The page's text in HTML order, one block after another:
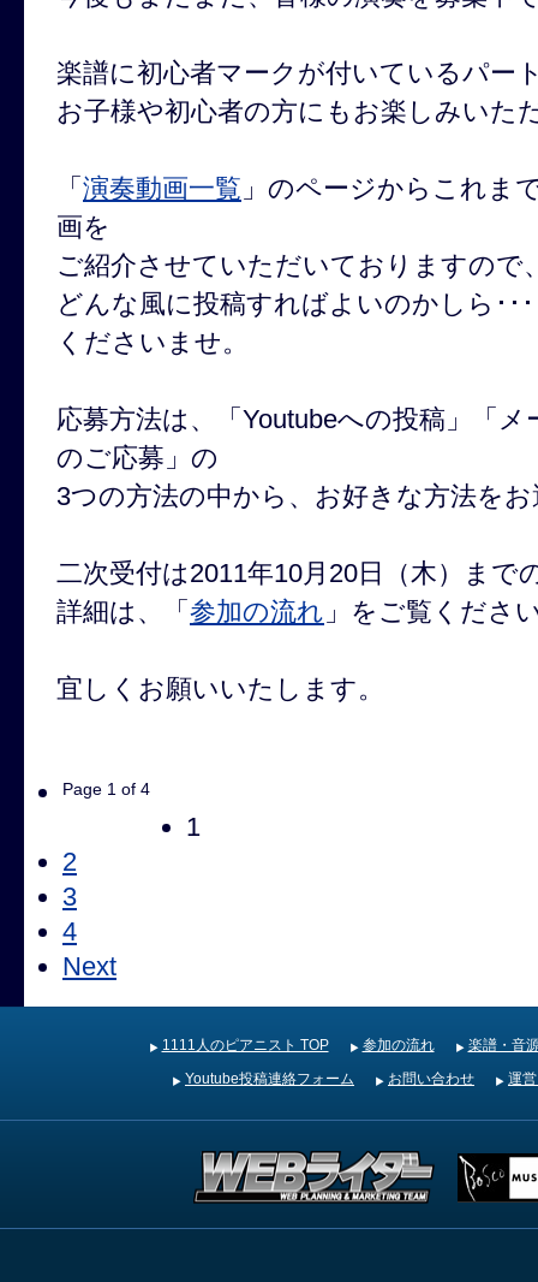
楽譜に初心者マークが付いているパー
お子様や初心者の方にもお楽しみいた
「 演奏動画一覧 」のページからこれま
画を
ご紹介させていただいておりますので
どんな風に投稿すればよいのかしら･･
くださいませ。
応募方法は、「Youtubeへの投稿」「
のご応募」の
3つの方法の中から、お好きな方法を
二次受付は2011年10月20日（木）まで
詳細は、「 参加の流れ 」をご覧くださ
宜しくお願いいたします。
Page 1 of 4
1
2
3
4
Next
1111人のピアニスト TOP 参加の流れ
楽譜・音
Youtube投稿連絡フォーム
お問い合わせ 運